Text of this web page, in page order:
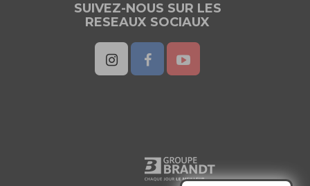
SUIVEZ-NOUS SUR LES
RESEAUX SOCIAUX